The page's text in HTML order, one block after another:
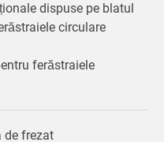
dispuse pe blatul
circulare
ferăstraiele
de frezat